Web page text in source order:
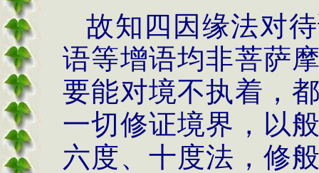
故知四因缘法对
语等增语均非菩萨
要能对境不执着，
一切修证境界，以
六度、十度法，修